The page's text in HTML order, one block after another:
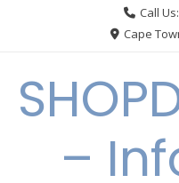
Call
Cape
–